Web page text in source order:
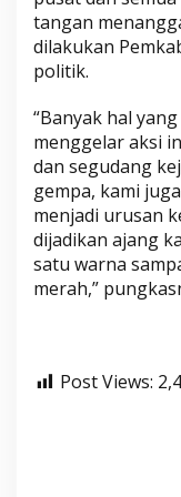
tangan
dilakukan
politik.
“Banyak hal
menggelar aksi
dan segudang
gempa, kami
menjadi urusan
dijadikan ajang
satu warna
merah,”
Post Views: